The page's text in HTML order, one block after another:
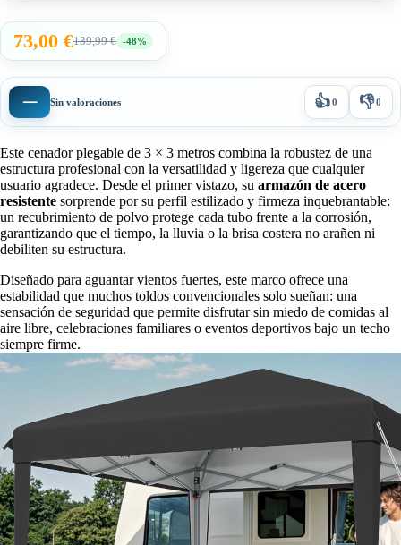
73,00 €139,99 € -48%
— Sin valoraciones 👍0 👎0
Este cenador plegable de 3 × 3 metros combina la robustez de una
estructura profesional con la versatilidad y ligereza que cualquier
usuario agradece. Desde el primer vistazo, su armazón de acero
resistente sorprende por su perfil estilizado y firmeza inquebrantable:
un recubrimiento de polvo protege cada tubo frente a la corrosión,
garantizando que el tiempo, la lluvia o la brisa costera no arañen ni
debiliten su estructura.
Diseñado para aguantar vientos fuertes, este marco ofrece una
estabilidad que muchos toldos convencionales solo sueñan: una
sensación de seguridad que permite disfrutar sin miedo de comidas al
aire libre, celebraciones familiares o eventos deportivos bajo un techo
siempre firme.